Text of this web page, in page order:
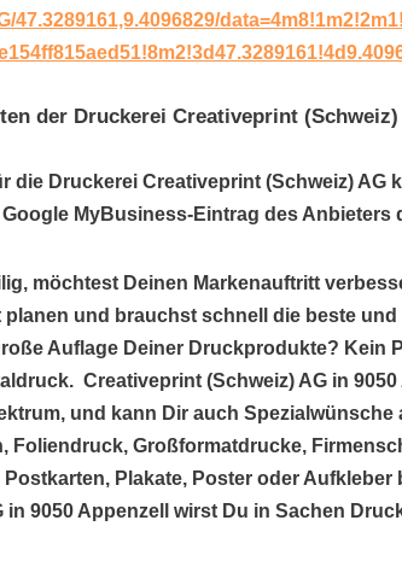
47.3289161,9.4096829/
der Druckerei Creativeprint (Schweiz)
die Druckerei Creativeprint (Schweiz) AG
Google MyBusiness-Eintrag des Anbieters
möchtest Deinen Markenauftritt
planen und brauchst schnell die beste
Auflage Deiner Druckprodukte? Kein
Creativeprint (Schweiz) AG in
und kann Dir auch Spezialwünsche
Foliendruck, Großformatdrucke,
Postkarten, Plakate, Poster oder
in 9050 Appenzell wirst Du in Sachen